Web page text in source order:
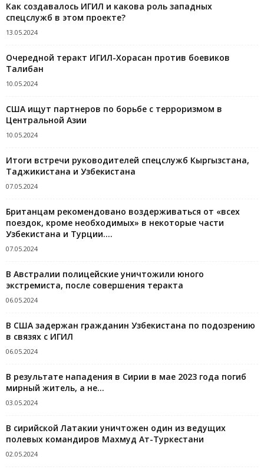
Как создавалось ИГИЛ и какова роль западных
спецслужб в этом проекте?
13.05.2024
Очередной теракт ИГИЛ-Хорасан против боевиков
Талибан
10.05.2024
США ищут партнеров по борьбе с терроризмом в
Центральной Азии
10.05.2024
Итоги встречи руководителей спецслужб Кыргызстана,
Таджикистана и Узбекистана
07.05.2024
Британцам рекомендовано воздерживаться от «всех
поездок, кроме необходимых» в некоторые части
Узбекистана и Турции....
07.05.2024
В Австралии полицейские уничтожили юного
экстремиста, после совершения теракта
06.05.2024
В США задержан гражданин Узбекистана по подозрению
в связях с ИГИЛ
06.05.2024
В результате нападения в Сирии в мае 2023 года погиб
мирный житель, а не...
03.05.2024
В сирийской Латакии уничтожен один из ведущих
полевых командиров Махмуд Ат-Туркестани
02.05.2024